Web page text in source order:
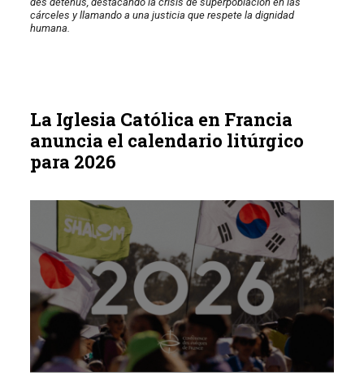
cárceles y llamando a una justicia que respete la dignidad
humana.
La Iglesia Católica en Francia
anuncia el calendario litúrgico
para 2026